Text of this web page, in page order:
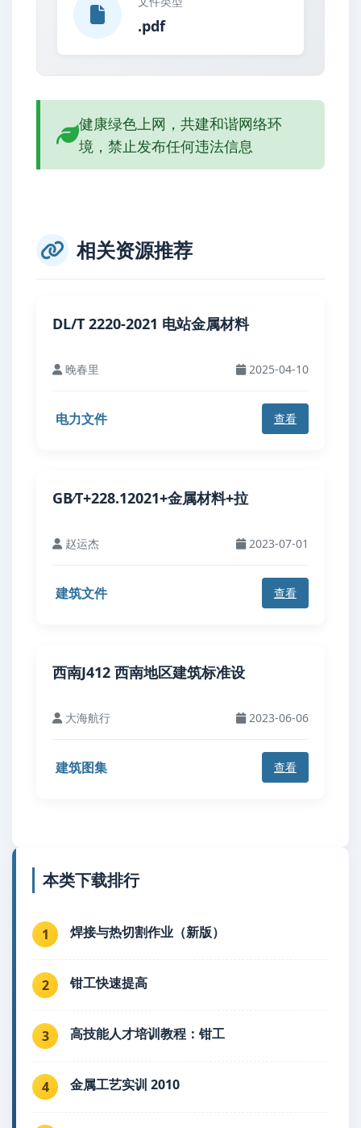
.pdf
健康绿色上网，共建和谐网络环
境，禁止发布任何违法信息
相关资源推荐
DL/T 2220-2021 电站金属材料
晚春里 2025-04-10
电力文件 查看
GB∕T+228.12021+金属材料+拉
赵运杰 2023-07-01
建筑文件 查看
西南J412 西南地区建筑标准设
大海航行 2023-06-06
建筑图集 查看
本类下载排行
1 焊接与热切割作业（新版）
2 钳工快速提高
3 高技能人才培训教程：钳工
4 金属工艺实训 2010